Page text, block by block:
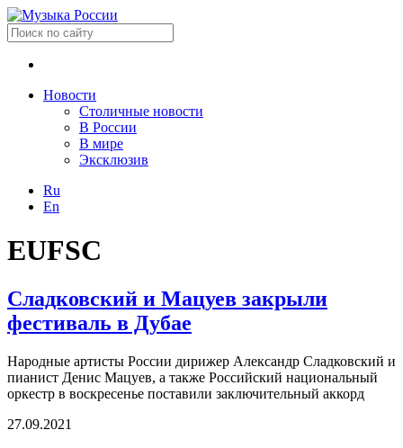
Новости
Столичные новости
В России
В мире
Эксклюзив
Ru
En
EUFSC
Сладковский и Мацуев закрыли
фестиваль в Дубае
Народные артисты России дирижер Александр Сладковский и
пианист Денис Мацуев, а также Российский национальный
оркестр в воскресенье поставили заключительный аккорд
27.09.2021